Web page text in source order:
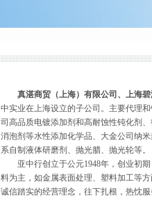
真湛商贸（上海）有限公司、上海
中实业在上海设立的子公司。主要代理
司高品质电镀添加剂和高耐蚀性钝化剂
消泡剂等水性添加化学品、大金公司纳
系自制液体研磨剂、抛光腊、抛光轮等。
亚中行创立于公元1948年，创业初期
料为主，如金属表面处理、塑料加工等
诚信踏实的经营理念，往下扎根，热忱